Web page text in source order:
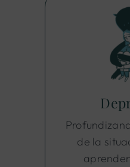
de la